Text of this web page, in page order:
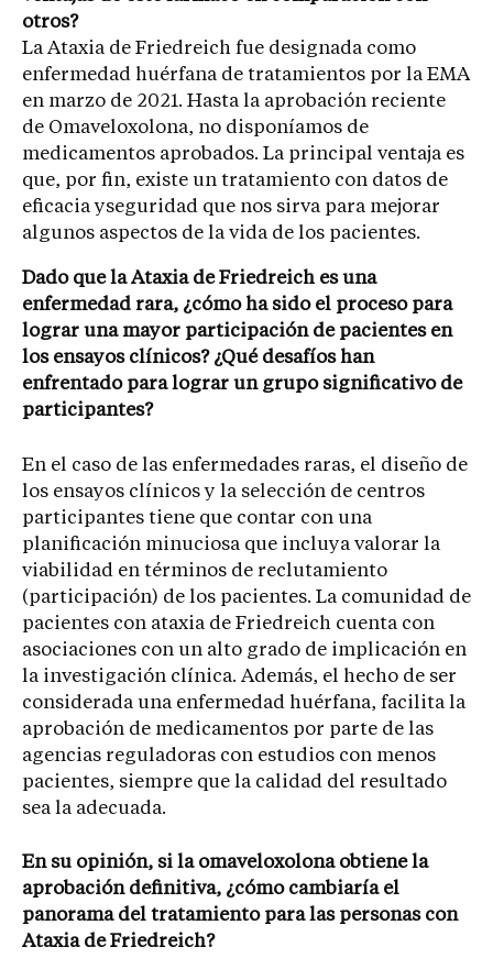
otros?
La Ataxia de Friedreich fue designada como
enfermedad huérfana de tratamientos por la EMA
en marzo de 2021. Hasta la aprobación reciente
de Omaveloxolona, no disponíamos de
medicamentos aprobados. La principal ventaja es
que, por fin, existe un tratamiento con datos de
eficacia yseguridad que nos sirva para mejorar
algunos aspectos de la vida de los pacientes.
Dado que la Ataxia de Friedreich es una
enfermedad rara, ¿cómo ha sido el proceso para
lograr una mayor participación de pacientes en
los ensayos clínicos? ¿Qué desafíos han
enfrentado para lograr un grupo significativo de
participantes?
En el caso de las enfermedades raras, el diseño de
los ensayos clínicos y la selección de centros
participantes tiene que contar con una
planificación minuciosa que incluya valorar la
viabilidad en términos de reclutamiento
(participación) de los pacientes. La comunidad de
pacientes con ataxia de Friedreich cuenta con
asociaciones con un alto grado de implicación en
la investigación clínica. Además, el hecho de ser
considerada una enfermedad huérfana, facilita la
aprobación de medicamentos por parte de las
agencias reguladoras con estudios con menos
pacientes, siempre que la calidad del resultado
sea la adecuada.
En su opinión, si la omaveloxolona obtiene la
aprobación definitiva, ¿cómo cambiaría el
panorama del tratamiento para las personas con
Ataxia de Friedreich?